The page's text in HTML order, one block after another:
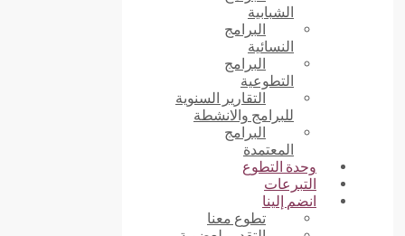
الشبابية
البرامج
النسائية
البرامج
التطوعية
التقارير السنوية
للبرامج والانشطة
البرامج
المعتمدة
وحدة التطوع
التبرعات
انضم إلينا
تطوع معنا